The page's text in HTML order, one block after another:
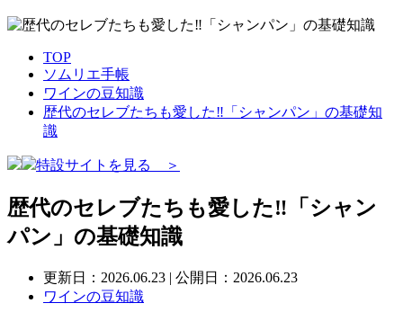
TOP
ソムリエ手帳
ワインの豆知識
歴代のセレブたちも愛した‼「シャンパン」の基礎知
識
特設サイトを見る ＞
歴代のセレブたちも愛した‼「シャン
パン」の基礎知識
更新日： 2026.06.23 | 公開日：2026.06.23
ワインの豆知識